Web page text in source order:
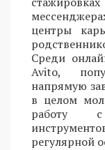
центры
Среди
Avito,
напрямую
в целом
работу
регулярной